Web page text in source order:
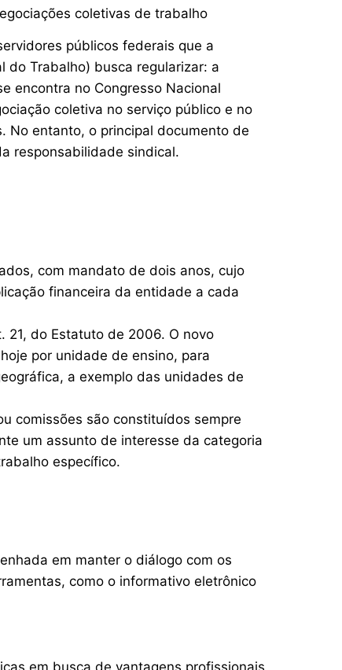
coletivas de trabalho
públicos federais que a
do Trabalho) busca regularizar: a
encontra no Congresso Nacional
coletiva no serviço público e no
No entanto, o principal documento de
responsabilidade sindical.
com mandato de dois anos, cujo
financeira da entidade a cada
21, do Estatuto de 2006. O novo
por unidade de ensino, para
a exemplo das unidades de
comissões são constituídos sempre
um assunto de interesse da categoria
específico.
em manter o diálogo com os
como o informativo eletrônico